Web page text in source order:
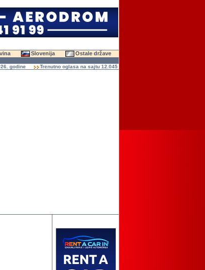
Slovenija Ostale države
Trenutno oglasa na sajtu 12.045 (47.453 slika)